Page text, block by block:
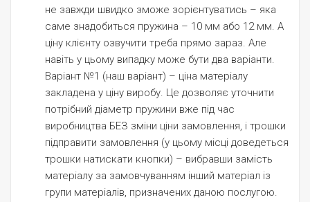
не завжди швидко зможе зорієнтуватись – яка
саме знадобиться пружина – 10 мм або 12 мм. А
ціну клієнту озвучити треба прямо зараз. Але
навіть у цьому випадку може бути два варіанти.
Варіант №1 (наш варіант) – ціна матеріалу
закладена у ціну виробу. Це дозволяє уточнити
потрібний діаметр пружини вже під час
виробництва БЕЗ зміни ціни замовлення, і трошки
підправити замовлення (у цьому місці доведеться
трошки натискати кнопки) – вибравши замість
матеріалу за замовчуванням інший матеріал із
групи матеріалів, призначених даною послугою.